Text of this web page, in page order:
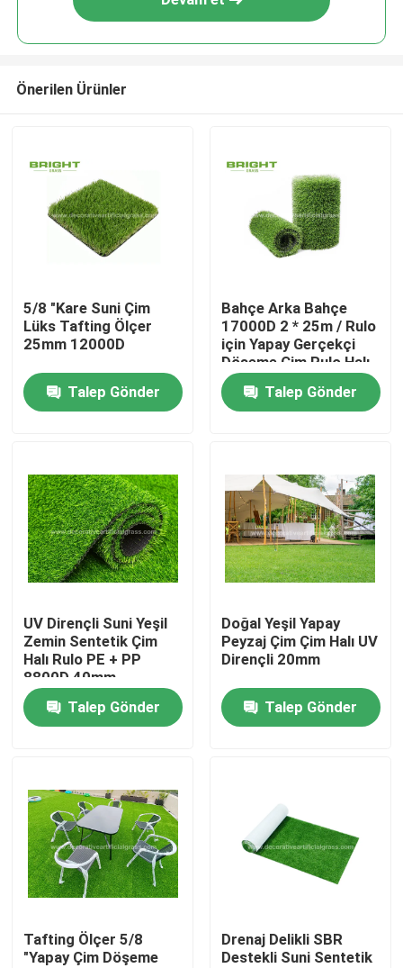
Ürün:% s
Hakkımızda
Fabrika turu
Kalite kontrol
Bize Ulaşın
Haberler
Vakalar
Bir teklif isteği
Dekoratif Suni Çim
Önerilen Ürünler
5/8 "Kare Suni Çim
Lüks Tafting Ölçer
25mm 12000D
Talep Gönder
Bahçe Arka Bahçe
17000D 2 * 25m / Rulo
için Yapay Gerçekçi
Döşeme Çim Rulo Halı
Talep Gönder
UV Dirençli Suni Yeşil
Zemin Sentetik Çim
Halı Rulo PE + PP
8800D 40mm
Talep Gönder
Doğal Yeşil Yapay
Peyzaj Çim Çim Halı UV
Dirençli 20mm
Talep Gönder
Tafting Ölçer 5/8
"Yapay Çim Döşeme
Drenaj Delikli SBR
Destekli Suni Sentetik